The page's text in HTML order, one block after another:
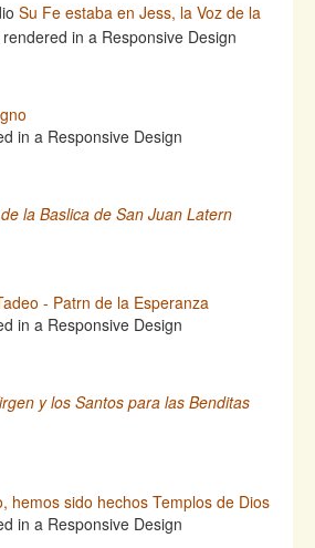
Su Fe estaba en Jess, la Voz de la
la Baslica de San Juan Latern
- Patrn de la Esperanza
y los Santos para las Benditas
hemos sido hechos Templos de Dios